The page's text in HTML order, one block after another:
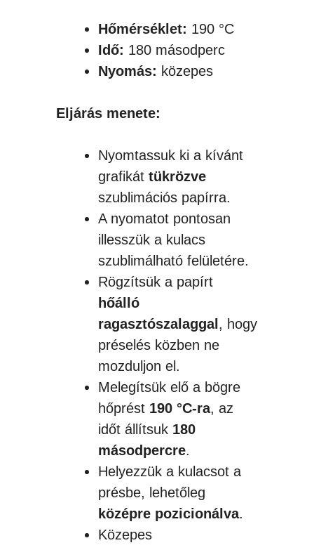
Hőmérséklet: 190 °C
Idő: 180 másodperc
Nyomás: közepes
Eljárás menete:
Nyomtassuk ki a kívánt
grafikát tükrözve
szublimációs papírra.
A nyomatot pontosan
illesszük a kulacs
szublimálható felületére.
Rögzítsük a papírt
hőálló
ragasztószalaggal , hogy
préselés közben ne
mozduljon el.
Melegítsük elő a bögre
hőprést 190 °C-ra, az
időt állítsuk 180
másodpercre.
Helyezzük a kulacsot a
présbe, lehetőleg
középre pozicionálva.
Közepes